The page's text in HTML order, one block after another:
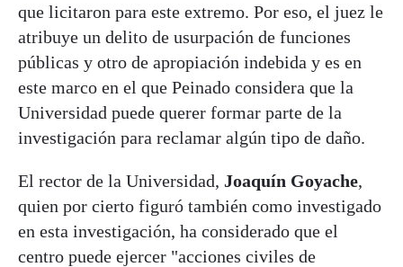
que licitaron para este extremo. Por eso, el juez le
atribuye un delito de usurpación de funciones
públicas y otro de apropiación indebida y es en
este marco en el que Peinado considera que la
Universidad puede querer formar parte de la
investigación para reclamar algún tipo de daño.
El rector de la Universidad, Joaquín Goyache,
quien por cierto figuró también como investigado
en esta investigación, ha considerado que el
centro puede ejercer "acciones civiles de